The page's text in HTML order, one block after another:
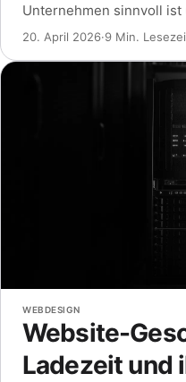
Unternehmen sinnvoll
20. April 2026·9 Min.
WEBDESIGN
Website-
Ladezeit und